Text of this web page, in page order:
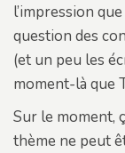
l’impression
question des
(et un peu les
moment-là que
Sur le moment,
thème ne peut